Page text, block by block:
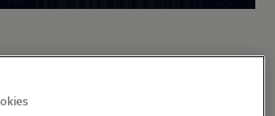
i FINITIV programmet